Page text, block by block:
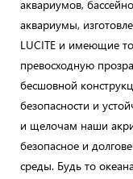
аквариумов,
аквариумы,
LUCITE и имеющие
превосходную
бесшовной
безопасности и
и щелочам наши
безопасное и
среды. Будь то